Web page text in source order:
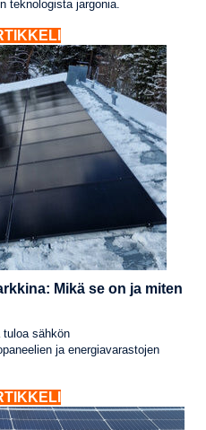
teknologista jargonia.
Mikä se on ja miten
tuloa sähkön
ja energiavarastojen